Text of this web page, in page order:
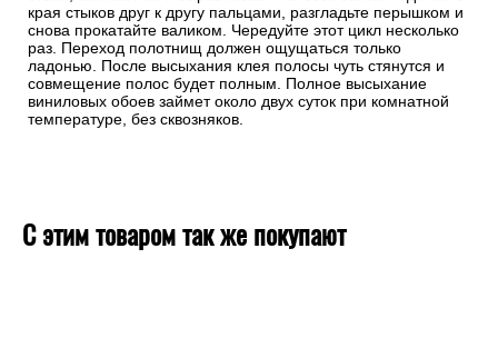
Хорошо обработайте стыки полос.
Хороший шов должен быть незаметен. При поклейке нового
полотна сделайте небольшой заход (около 5 мм) на
соседнюю полосу, а стык затем обработайте ребристым
валиком. Ребристая поверхность валика мягко вдавливает
стыки, сминает их и выравнивает полосы. Затем подтяните
края стыков друг к другу пальцами, разгладьте перышком и
виниловых обоев займет около двух суток при комнатной
температуре, без сквозняков.